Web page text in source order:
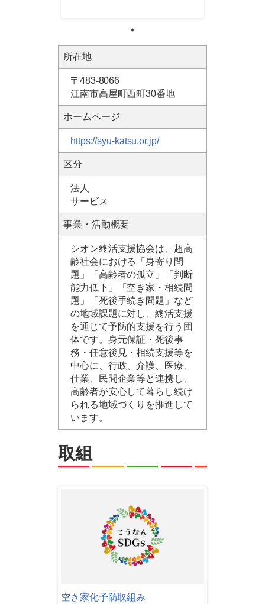
所在地
〒483-8066
江南市高屋町西町30番地
ホームページ
https://syu-katsu.or.jp/
区分
法人
サービス
事業・活動概要
シオン終活支援協会は、超高
齢社会における「身寄り問
題」「高齢者の孤立」「判断
能力低下」「空き家・相続問
題」「死後手続き問題」など
の地域課題に対し、終活支援
を通じて予防的支援を行う団
体です。身元保証・死後事
務・任意後見・相続支援等を
中心に、行政、介護、医療、
仕業、民間企業等と連携し、
高齢者が安心して暮らし続け
られる地域づくりを推進して
います。
取組
空き家化予防取組み